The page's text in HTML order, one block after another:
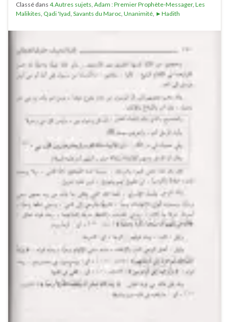
Classé dans 4.Autres sujets, Adam : Premier Prophète-Messager, Les
Malikites, Qadi 'Iyad, Savants du Maroc, Unanimité, ►Hadith